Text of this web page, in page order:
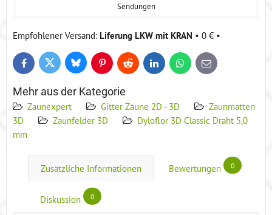
Sendungen
Liferung LKW mit KRAN • 0 € •
FacebookTwitter BlueskyPinterestReddit LinkedInWhatsApp
E-
mail
Mehr aus der Kategorie
Zaunexpert Gitter Zäune 2D - 3D
Zaunmatten
3D
Zaunfelder 3D
Dyloflor 3D Classic Draht 5,0
mm
Zusätzliche Informationen Bewertungen 0
Diskussion 0